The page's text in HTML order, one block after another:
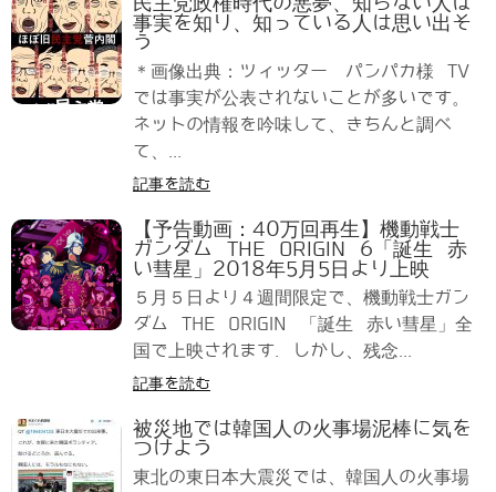
事実を知り、知っている人は思い出そ
う
＊画像出典：ツィッター パンパカ様 TV
では事実が公表されないことが多いです。
ネットの情報を吟味して、きちんと調べ
て、...
記事を読む
【予告動画：40万回再生】機動戦士
ガンダム THE ORIGIN 6「誕生 赤
い彗星」2018年5月5日より上映
５月５日より４週間限定で、機動戦士ガン
ダム THE ORIGIN 「誕生 赤い彗星」全
国で上映されます. しかし、残念...
記事を読む
被災地では韓国人の火事場泥棒に気を
つけよう
東北の東日本大震災では、韓国人の火事場